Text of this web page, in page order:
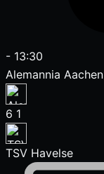
- 13:30
Alemannia Aachen
6 1
TSV Havelse